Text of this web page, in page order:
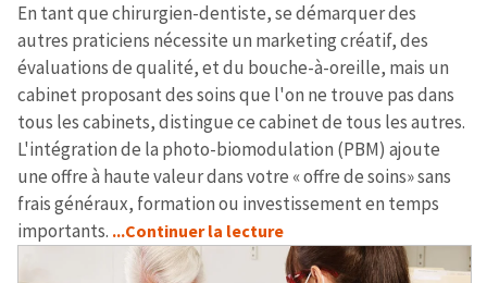
En tant que chirurgien-dentiste, se démarquer des
autres praticiens nécessite un marketing créatif, des
évaluations de qualité, et du bouche-à-oreille, mais un
cabinet proposant des soins que l'on ne trouve pas dans
tous les cabinets, distingue ce cabinet de tous les autres.
L'intégration de la photo-biomodulation (PBM) ajoute
une offre à haute valeur dans votre « offre de soins» sans
frais généraux, formation ou investissement en temps
importants. ...Continuer la lecture